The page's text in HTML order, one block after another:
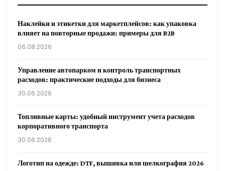
Наклейки и этикетки для маркетплейсов: как упаковка
влияет на повторные продажи: примеры для B2B
06.08.2026
Управление автопарком и контроль транспортных
расходов: практические подходы для бизнеса
30.06.2026
Топливные карты: удобный инструмент учета расходов
корпоративного транспорта
30.06.2026
Логотип на одежде: DTF, вышивка или шелкография 2026